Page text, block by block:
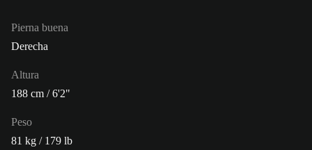
Pierna buena
Derecha
Altura
188 cm / 6'2"
Peso
81 kg / 179 lb